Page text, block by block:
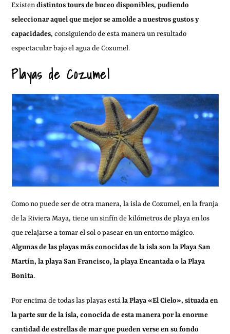
Existendistintos tours de buceo disponibles, pudiendo
seleccionar aquel que mejor se amolde a nuestros gustos y
capacidades, consiguiendo de esta manera un resultado
espectacular bajo el agua de Cozumel.
Playas de Cozumel
Como no puede ser de otra manera, la isla de Cozumel, en la franja
de la Riviera Maya, tiene un sinfín de kilómetros de playa en los
que relajarse a tomar el sol o pasear en un entorno mágico.
Algunas de las playas más conocidas de la isla son la Playa San
Martín, la playa San Francisco, la playa Encantada o la Playa
Bonita.
Por encima de todas las playas estála Playa «El Cielo», situada en
la parte sur de la isla, conocida de esta manera por la enorme
cantidad de estrellas de mar que pueden verse en su fondo